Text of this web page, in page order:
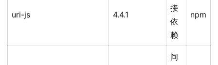
uri-js 4.4.1
接
依
赖
npm
间